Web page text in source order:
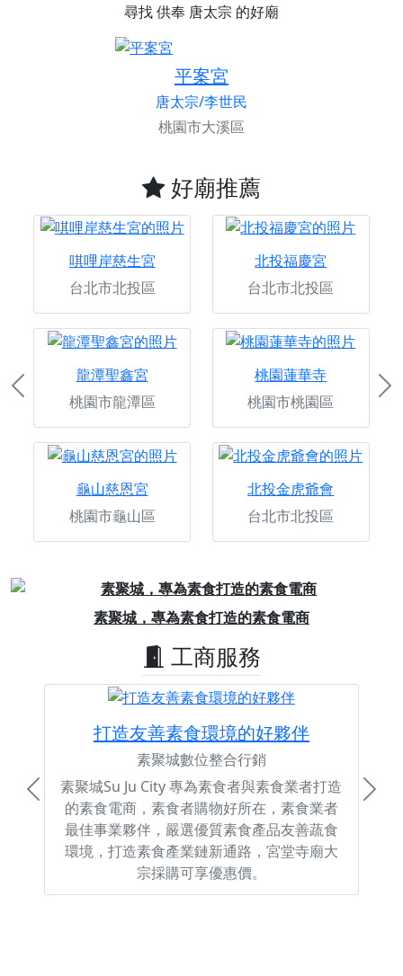
尋找供奉 唐太宗 的好廟
平案宮
唐太宗/李世民
桃園市大溪區
好廟推薦
唭哩岸慈生宮
台北市北投區
北投福慶宮
台北市北投區
龍潭聖鑫宮
桃園市龍潭區
桃園蓮華寺
桃園市桃園區
龜山慈恩宮
桃園市龜山區
北投金虎爺會
台北市北投區
Previous
素聚城，專為素食打造的素食電商
Previous
工商服務
打造友善素食環境的好夥伴
素聚城數位整合行銷
素聚城Su Ju City 專為素食者與素食業者打造
的素食電商，素食者購物好所在，素食業者
最佳事業夥伴，嚴選優質素食產品友善蔬食
環境，打造素食產業鏈新通路，宮堂寺廟大
宗採購可享優惠價。
Previous Next